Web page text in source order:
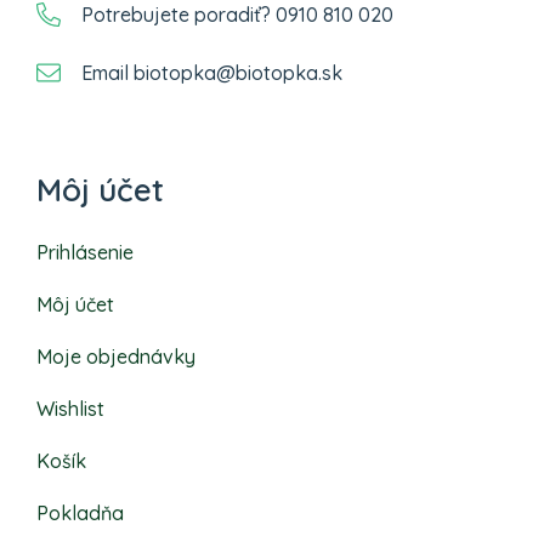
Potrebujete poradiť? 0910 810 020
Email biotopka@biotopka.sk
Môj účet
Prihlásenie
Môj účet
Moje objednávky
Wishlist
Košík
Pokladňa